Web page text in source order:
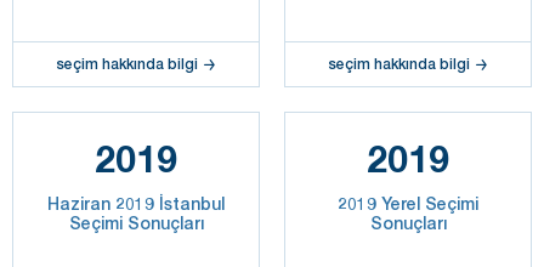
seçim hakkında bilgi seçim hakkında bilgi
2019
Haziran 2019 İstanbul
Seçimi Sonuçları
2019
2019 Yerel Seçimi
Sonuçları